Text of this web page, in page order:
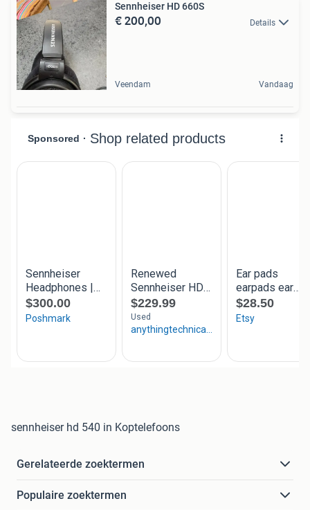
Sennheiser HD 660S
€ 200,00 Details
Veendam Vandaag
sennheiser hd 540 in Koptelefoons
Gerelateerde zoektermen
Populaire zoektermen